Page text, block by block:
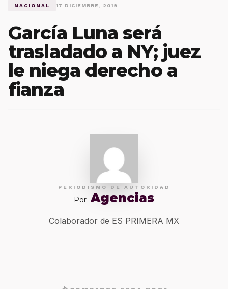
NACIONAL 17 DICIEMBRE, 2019
García Luna será
trasladado a NY; juez
le niega derecho a
fianza
PERIODISMO DE AUTORIDAD
Por Agencias
Colaborador de ES PRIMERA MX